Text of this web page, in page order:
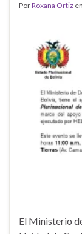
PorRoxana Ortiz en
El Ministerio